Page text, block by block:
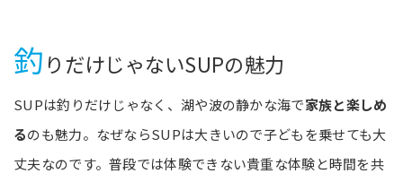
釣りだけじゃないSUPの魅力
SUPは釣りだけじゃなく、湖や波の静かな海で家族と楽しめ
るのも魅力。なぜならSUPは大きいので子どもを乗せても大
丈夫なのです。普段では体験できない貴重な体験と時間を共